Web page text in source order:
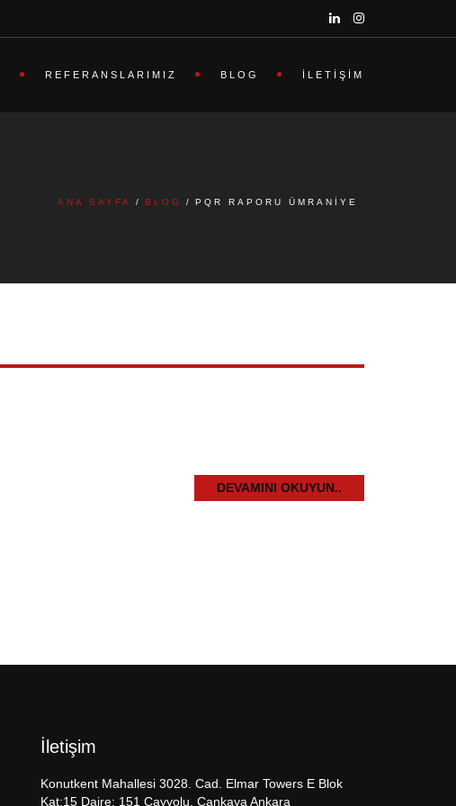
REFERANSLARIMIZ BLOG İLETIŞIM
ANA SAYFA BLOG PQR RAPORU ÜMRANIYE
DEVAMINI OKUYUN..
İletişim
Konutkent Mahallesi 3028. Cad. Elmar Towers E Blok
Kat:15 Daire: 151 Çayyolu, Çankaya Ankara